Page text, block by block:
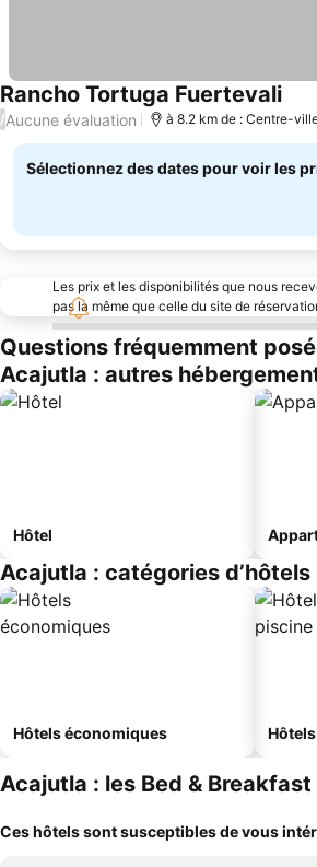
Rancho Tortuga Fuertevali
/Aucune évaluation à 8.2 km de : Centre-
Sélectionnez des dates pour voir les
Les prix et les disponibilités que nous
pas la même que celle du site de
Questions fréquemment
Acajutla : autres
Hôtel
Acajutla : catégories
Hôtels économiques
Acajutla : les Bed &
Ces hôtels sont susceptibles de vous